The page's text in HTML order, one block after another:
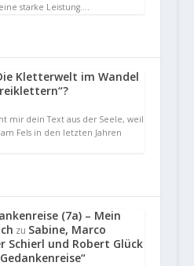
starke Leistung.…
Kletterwelt im Wandel
mir dein Text aus der Seele, weil
Fels in den letzten Jahren
(7a) – Mein
zu Sabine, Marco
Schierl und Robert Glück